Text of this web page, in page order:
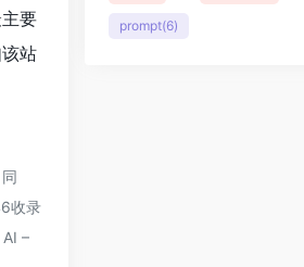
要
站
收录
–
prompt(6)